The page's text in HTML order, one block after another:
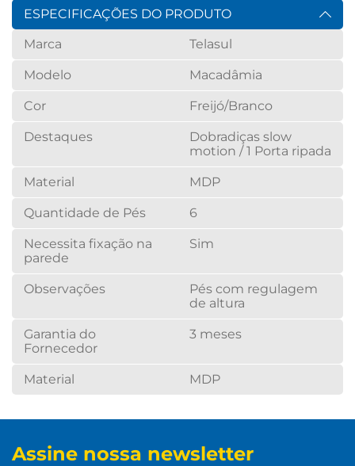
ESPECIFICAÇÕES DO PRODUTO
Marca
Telasul
Modelo Macadâmia
Cor Freijó/Branco
Destaques
Dobradiças slow
motion / 1 Porta ripada
Material MDP
Quantidade de Pés 6
Necessita fixação na
parede
Sim
Observações
Pés com regulagem
de altura
Garantia do
Fornecedor
3 meses
Material MDP
Assine nossa newsletter